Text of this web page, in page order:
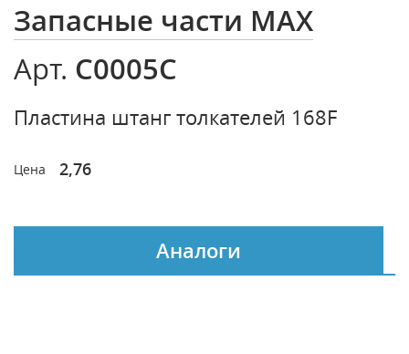
Запасные части MAX
Арт. C0005C
Пластина штанг толкателей 168F
Цена 2,76
Аналоги